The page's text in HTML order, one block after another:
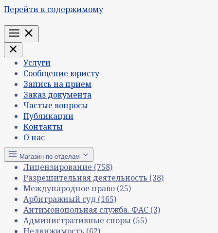
Перейти к содержимому
Меню
Услуги
Сообщение юристу
Запись на прием
Заказ документа
Частые вопросы
Публикации
Контакты
О нас
Магазин по отделам
Лицензирование (758)
Разрешительная деятельность (38)
Международное право (25)
Арбитражный суд (165)
Антимонопольная служба. ФАС (3)
Административные споры (55)